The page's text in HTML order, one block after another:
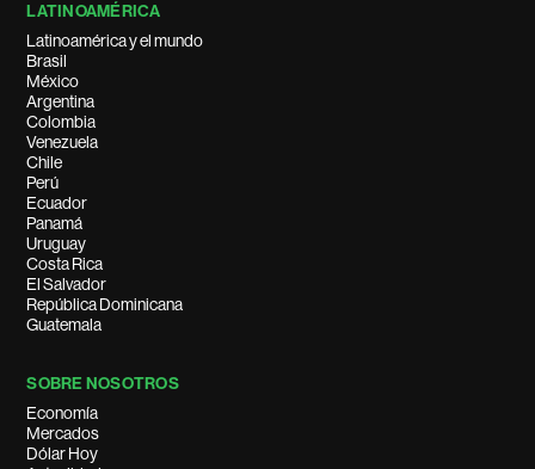
LATINOAMÉRICA
Latinoamérica y el mundo
Brasil
México
Argentina
Colombia
Venezuela
Chile
Perú
Ecuador
Panamá
Uruguay
Costa Rica
El Salvador
República Dominicana
Guatemala
SOBRE NOSOTROS
Economía
Mercados
Dólar Hoy